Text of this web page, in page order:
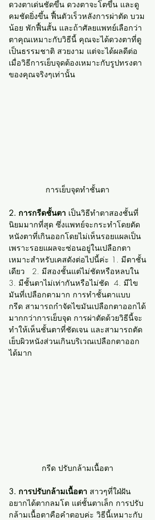
ดวงตาเด่นชัดขึ้น ดวงตาจะโตขึ้น และดู
คมชัดยิ่งขึ้น ฟื้นตัวเร็วหลังการผ่าตัด บวม
น้อย พักฟื้นสั้น และถ้าศัลยแพทย์เลือกว่า
ตาคุณเหมาะกับวิธีนี้ คุณจะได้ดวงตาที่ดู
เป็นธรรมชาติ สวยงาม แต่จะได้ผลดีต่อ
เมื่อวิธีการเย็บจุดต้องเหมาะกับรูปทรงตา
ของคุณจริงๆเท่านั้น
การเย็บจุดทำชั้นตา
2. การกรีดชั้นตา เป็นวิธีทำตาสองชั้นที่
นิยมมากที่สุด ซึ่งแพทย์จะกระทำโดยตัด
หนังตาที่เกินออกโดยไม่เห็นรอยแผลเป็น
เพราะรอยแผลจะซ่อนอยู่ในเปลือกตา
เหมาะสำหรับเคสดังต่อไปนี้ค่ะ 1. มีตาชั้น
เดียว   2. มีสองชั้นแต่ไม่ชัดหรือหลบใน
3. มีชั้นตาไม่เท่ากันหรือไม่ชัด  4. มีไข
มันที่เปลือกตามาก การทำชั้นตาแบบ
กรีด สามารถกำจัดไขมันเปลือกตาออกได้
มากกว่าการเย็บจุด การผ่าตัดด้วยวิธีนี้จะ
ทำให้เห็นชั้นตาที่ชัดเจน และสามารถตัด
เย็บผิวหนังส่วนเกินบริเวณเปลือกตาออก
ได้มาก
กรีด ปรับกล้ามเนื้อตา
3. การปรับกล้ามเนื้อตา สาวๆที่ใฝ่ฝัน
อยากได้ตากลมโต แต่ชั้นตาเล็ก การปรับ
กล้ามเนื้อตาคือคำตอบค่ะ วิธีนี้เหมาะกับ